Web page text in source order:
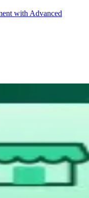
with Advanced